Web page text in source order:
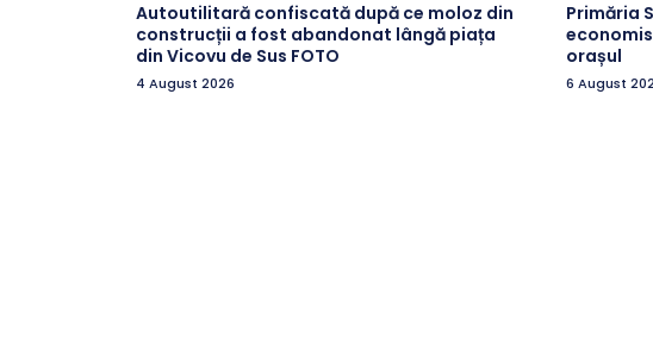
Autoutilitară confiscată după ce moloz din
construcții a fost abandonat lângă piața
din Vicovu de Sus FOTO
4 August 2026
Primăria
orașul
6 August